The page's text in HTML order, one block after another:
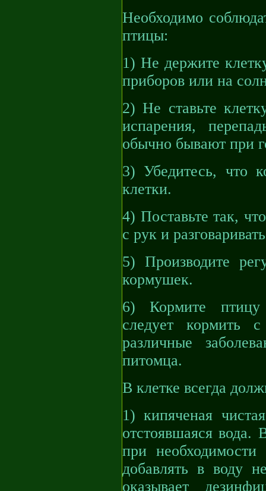
Необходимо
птицы:
1) Не держите
приборов или на
2) Не ставьте
испарения,
обычно бывают при
3) Убедитесь, что
клетки.
4) Поставьте так,
с рук и
5) Производите
кормушек.
6) Кормите птицу
следует кормить
различные
питомца.
В клетке всегда
1) кипяченая
отстоявшаяся
при
добавлять в воду
оказывает